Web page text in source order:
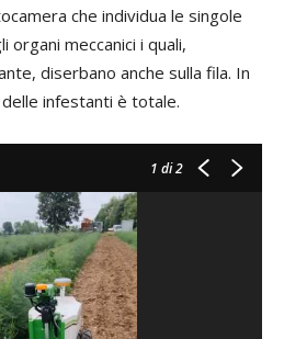
che individua le singole
organi meccanici i quali,
diserbano anche sulla fila. In
infestanti è totale.
1 di 2